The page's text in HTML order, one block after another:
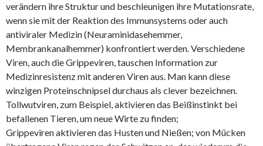
verändern ihre Struktur und beschleunigen ihre Mutationsrate,
wenn sie mit der Reaktion des Immunsystems oder auch
antiviraler Medizin (Neuraminidasehemmer,
Membrankanalhemmer) konfrontiert werden. Verschiedene
Viren, auch die Grippeviren, tauschen Information zur
Medizinresistenz mit anderen Viren aus. Man kann diese
winzigen Proteinschnipsel durchaus als clever bezeichnen.
Tollwutviren, zum Beispiel, aktivieren das Beißinstinkt bei
befallenen Tieren, um neue Wirte zu finden;
Grippeviren aktivieren das Husten und Nießen; von Mücken